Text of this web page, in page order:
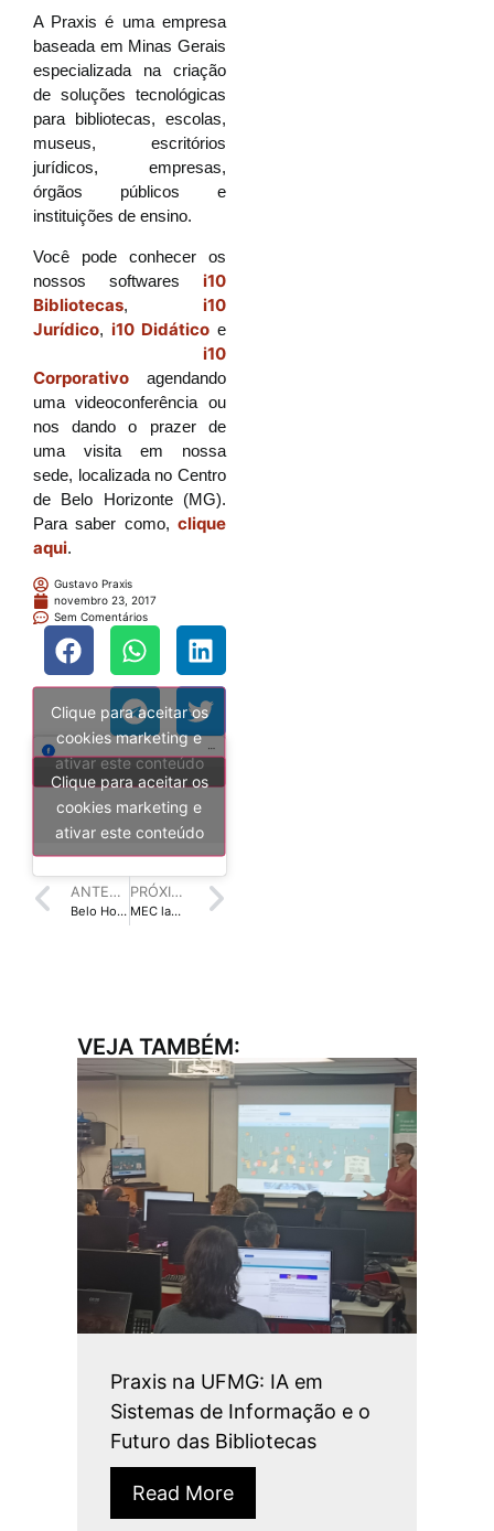
A Praxis é uma empresa
baseada em Minas Gerais
especializada na criação
de soluções tecnológicas
para bibliotecas, escolas,
museus, escritórios
jurídicos, empresas,
órgãos públicos e
instituições de ensino.
Você pode conhecer os
nossos softwares i10
Bibliotecas, i10
Jurídico, i10 Didático e
i10
Corporativo agendando
uma videoconferência ou
nos dando o prazer de
uma visita em nossa
sede, localizada no Centro
de Belo Horizonte (MG).
Para saber como, clique
aqui.
Gustavo Praxis
novembro 23, 2017
Sem Comentários
Clique para aceitar os
cookies marketing e
ativar este conteúdo
Clique para aceitar os
cookies marketing e
ativar este conteúdo
ANTERIOR
Belo Horizonte recebe seminário sobre bibliotecas escolares
PRÓXIMO
MEC lança chamada pública para selecionar avaliadores de livros didáticos
VEJA TAMBÉM:
Praxis na UFMG: IA em
Sistemas de Informação e o
Futuro das Bibliotecas
Read More